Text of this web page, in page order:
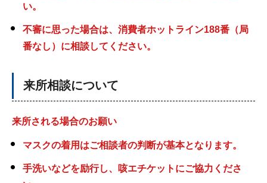
い。
不審に思った場合は、消費者ホットライン188番（局
番なし）に相談してください。
来所相談について
来所される場合のお願い
マスクの着用はご相談者の判断が基本となります。
手洗いなどを励行し、咳エチケットにご協力くださ